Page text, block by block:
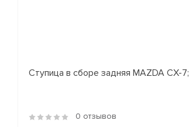
Ступица в сборе задняя MAZDA CX-
0 отзывов